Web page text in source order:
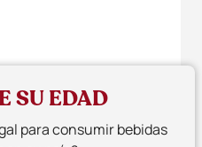
SU EDAD
para consumir bebidas